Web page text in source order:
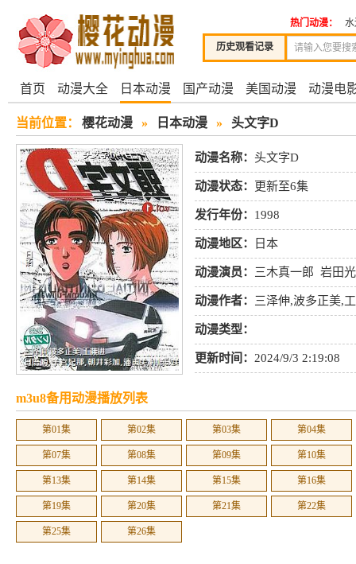
历史观看记录
热门动漫：
首页 动漫大全 日本动漫 国产动漫 美国动漫 动漫电
当前位置： 樱花动漫 » 日本动漫 » 头文字D
动漫名称： 头文字D
动漫状态： 更新至6集
发行年份： 1998
动漫地区： 日本
动漫演员： 三木真一郎 岩田
道 高木涉 矢尾一树 古泽彻
动漫作者： 三泽伸,波多正美,
动漫类型：
更新时间： 2024/9/3 2:19:08
m3u8备用动漫播放列表
第01集 第02集 第03集 第04集
第07集 第08集 第09集 第10集
第13集 第14集 第15集 第16集
第19集 第20集 第21集 第22集
第25集 第26集